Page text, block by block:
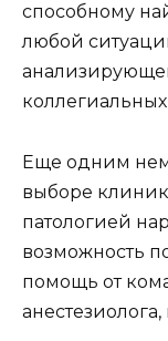
способному
любой
Еще одним
выборе
патологией
возможность
помощь от